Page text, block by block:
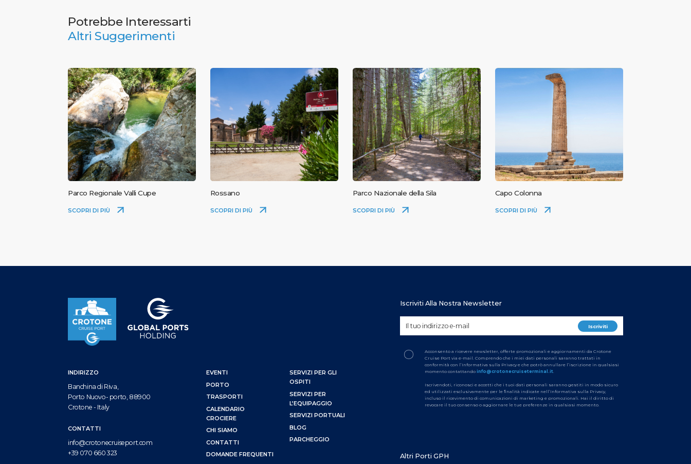
Potrebbe Interessarti
Altri Suggerimenti
Parco Regionale Valli Cupe
SCOPRI DI PIÙ
Rossano
SCOPRI DI PIÙ
Parco Nazionale della Sila
SCOPRI DI PIÙ
Capo Colonna
SCOPRI DI PIÙ
INDIRIZZO
Banchina di Riva,
Porto Nuovo- porto, 88900
Crotone - Italy
CONTATTI
info@crotonecruiseport.com
+39 070 660 323
EVENTI
PORTO
TRASPORTI
CALENDARIO
CROCIERE
CHI SIAMO
CONTATTI
DOMANDE FREQUENTI
SERVIZI PER GLI
OSPITI
SERVIZI PER
L’EQUIPAGGIO
SERVIZI PORTUALI
BLOG
PARCHEGGIO
Iscriviti Alla Nostra Newsletter
Acconsento a ricevere newsletter, offerte promozionali e aggiornamenti da Crotone
Cruise Port via e-mail. Comprendo che i miei dati personali saranno trattati in
conformità con l’Informativa sulla Privacy e che potrò annullare l’iscrizione in qualsiasi
momento contattandoinfo@crotonecruiseterminal.it
Iscrivendoti, riconosci e accetti che i tuoi dati personali saranno gestiti in modo sicuro
ed utilizzati esclusivamente per le finalità indicate nell’Informativa sulla Privacy,
incluso il ricevimento di comunicazioni di marketing e promozionali. Hai il diritto di
revocare il tuo consenso o aggiornare le tue preferenze in qualsiasi momento.
Altri Porti GPH